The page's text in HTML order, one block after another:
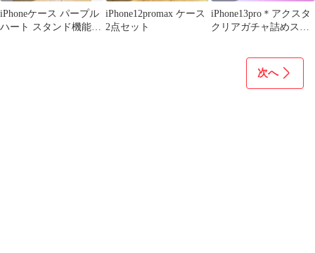
iPhoneケース パープル
ハート スタンド機能付
iPhone12promax ケース
2点セット
iPhone13pro＊アクスタ
クリアガチャ詰めスマ
次へ